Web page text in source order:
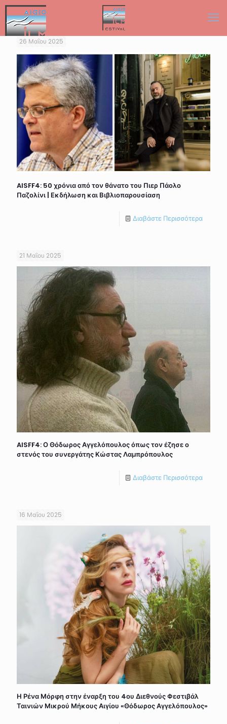
26 Μαΐου 2025
AISFF4: 50 χρόνια από τον θάνατο του Πιερ Πάολο
Παζολίνι | Εκδήλωση και Βιβλιοπαρουσίαση
Διαβάστε Περισσότερα
21 Μαΐου 2025
AISFF4: Ο Θόδωρος Αγγελόπουλος όπως τον έζησε ο
στενός του συνεργάτης Κώστας Λαμπρόπουλος
Διαβάστε Περισσότερα
16 Μαΐου 2025
Η Ρένα Μόρφη στην έναρξη του 4ου Διεθνούς Φεστιβάλ
Ταινιών Μικρού Μήκους Αιγίου «Θόδωρος Αγγελόπουλος»